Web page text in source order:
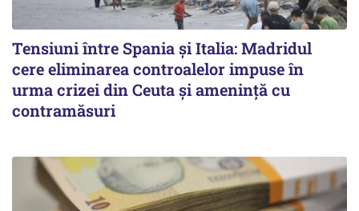
Tensiuni între Spania și Italia: Madridul
cere eliminarea controalelor impuse în
urma crizei din Ceuta și amenință cu
contramăsuri